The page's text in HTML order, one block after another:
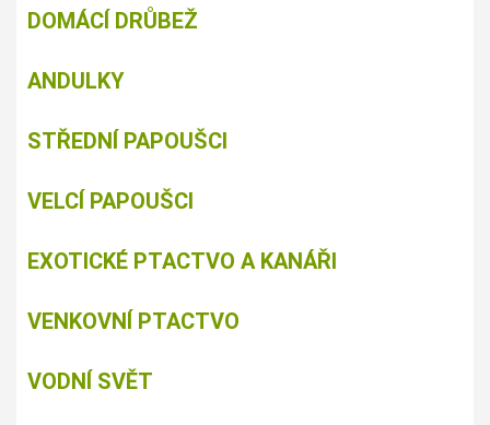
DOMÁCÍ DRŮBEŽ
ANDULKY
STŘEDNÍ PAPOUŠCI
VELCÍ PAPOUŠCI
EXOTICKÉ PTACTVO A KANÁŘI
VENKOVNÍ PTACTVO
VODNÍ SVĚT